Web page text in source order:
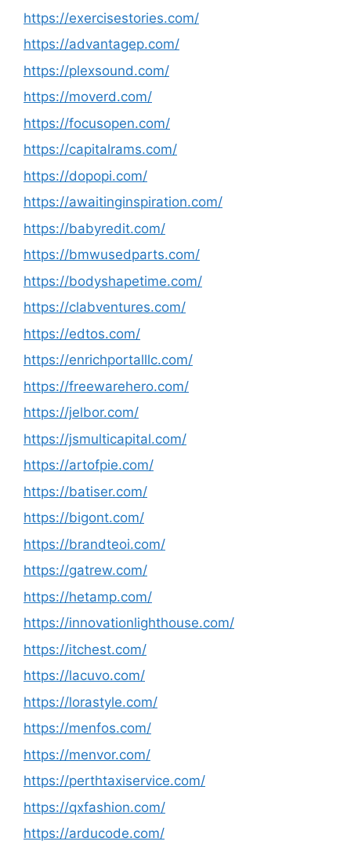
https://exercisestories.com/
https://advantagep.com/
https://plexsound.com/
https://moverd.com/
https://focusopen.com/
https://capitalrams.com/
https://dopopi.com/
https://awaitinginspiration.com/
https://babyredit.com/
https://bmwusedparts.com/
https://bodyshapetime.com/
https://clabventures.com/
https://edtos.com/
https://enrichportalllc.com/
https://freewarehero.com/
https://jelbor.com/
https://jsmulticapital.com/
https://artofpie.com/
https://batiser.com/
https://bigont.com/
https://brandteoi.com/
https://gatrew.com/
https://hetamp.com/
https://innovationlighthouse.com/
https://itchest.com/
https://lacuvo.com/
https://lorastyle.com/
https://menfos.com/
https://menvor.com/
https://perthtaxiservice.com/
https://qxfashion.com/
https://arducode.com/